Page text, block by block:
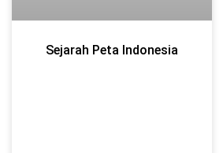
Sejarah Peta Indonesia